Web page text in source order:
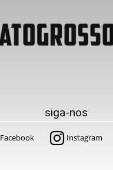
siga-nos
Facebook Instagram